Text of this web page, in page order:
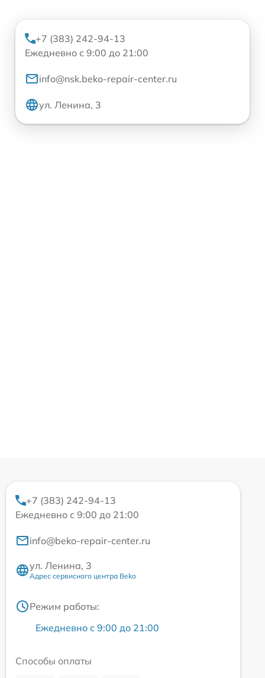
+7 (383) 242-94-13
Ежедневно с 9:00 до 21:00
info@nsk.beko-repair-center.ru
ул. Ленина, 3
+7 (383) 242-94-13
Ежедневно с 9:00 до 21:00
info@beko-repair-center.ru
ул. Ленина, 3
Адрес сервисного центра Beko
Режим работы:
Ежедневно с 9:00 до 21:00
Способы оплаты